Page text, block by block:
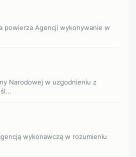
powierza Agencji wykonywanie w
Narodowej w uzgodnieniu z
wykonawczą w rozumieniu